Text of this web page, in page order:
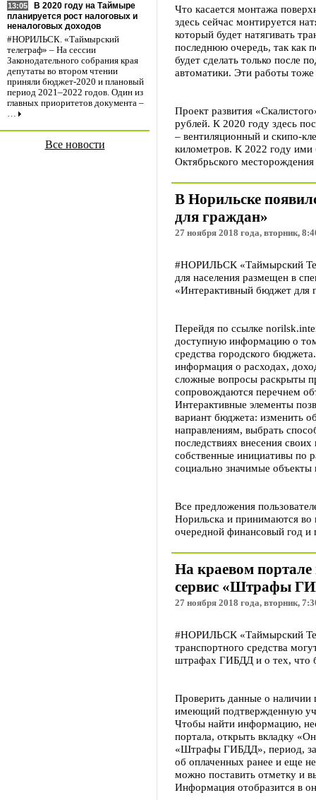
13:05
В 2020 году на Таймыре
планируется рост налоговых и
неналоговых доходов
#НОРИЛЬСК. «Таймырский
телеграф» – На сессии
Законодательного собрания края
депутаты во втором чтении
приняли бюджет-2020 и плановый
период 2021–2022 годов. Один из
главных приоритетов документа –
…
Все новости
Что касается монтажа
здесь сейчас монтируется
который будет натягивать
последнюю очередь, так как
будет сделать только после
автоматики. Эти работы
Проект развития
рублей. К 2020 году здесь
– вентиляционный и скипо-
километров. К 2022 году ими
Октябрьского
В Норильске
для граждан»
27 ноября 2018 года, вторник,
#НОРИЛЬСК «Таймырский
для населения размещен в
«Интерактивный бюджет для
Перейдя по ссылке
доступную информацию о
средства городского
информация о расходах,
сложные вопросы раскрыты
сопровождаются перечнем
Интерактивные элементы
вариант бюджета: изменить
направлениям, выбрать
последствиях внесения
собственные инициативы по
социально значимые объекты
Все предложения
Норильска и принимаются во
очередной финансовый год и
На краевом портале
сервис «Штрафы
27 ноября 2018 года, вторник,
#НОРИЛЬСК «Таймырский
транспортного средства
штрафах ГИБДД и о тех, что
Проверить данные о
имеющий подтвержденную
Чтобы найти информацию,
портала, открыть вкладку
«Штрафы ГИБДД», период,
об оплаченных ранее и еще
можно поставить отметку и
Информация отобразится в